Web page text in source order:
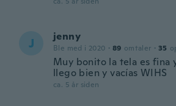
J jenny
Ble med i 2020 · 89 omtaler · 35
Muy bonito la tela es fina
llego bien y vacías WIHS
ca. 5 år siden